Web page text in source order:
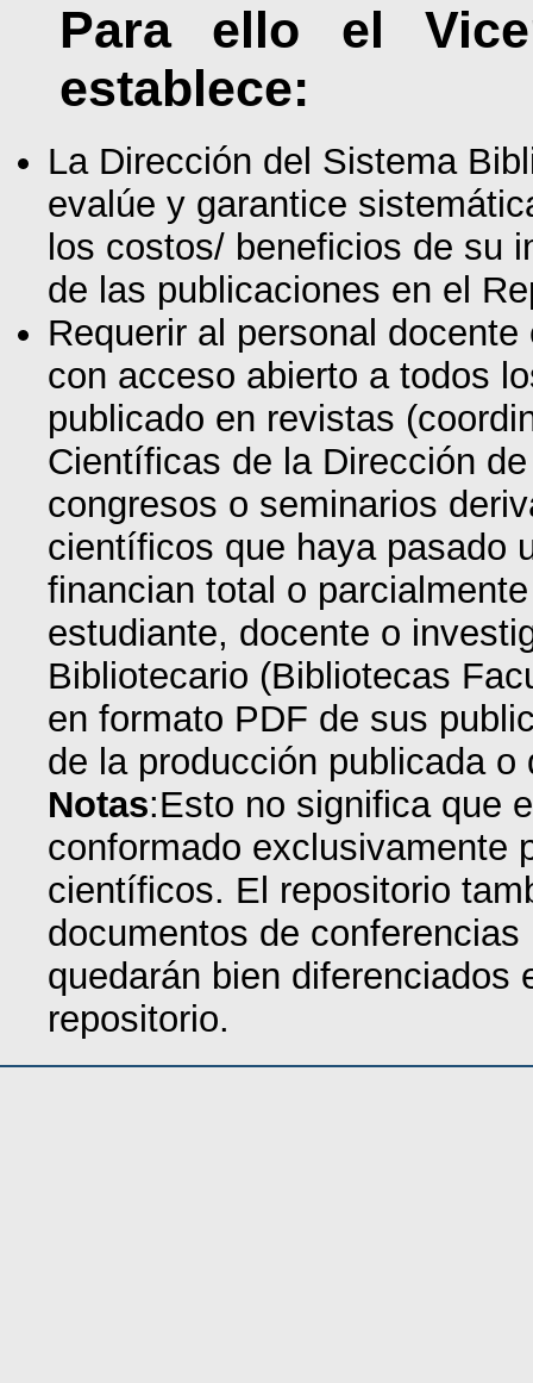
Para ello el
establece:
La Dirección del Sistema
evalúe y garantice
los costos/ beneficios de su
de las publicaciones en el
Requerir al personal
con acceso abierto a todos
publicado en revistas
Científicas de la Dirección
congresos o seminarios
científicos que haya pasado
financian total o
estudiante, docente o
Bibliotecario (Bibliotecas
en formato PDF de sus
de la producción publicada
Notas:Esto no significa que
conformado exclusivamente
científicos. El repositorio
documentos de
quedarán bien diferenciados
repositorio.